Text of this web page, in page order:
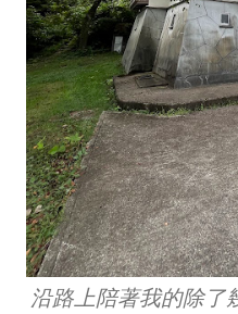
沿路上陪著我的除了